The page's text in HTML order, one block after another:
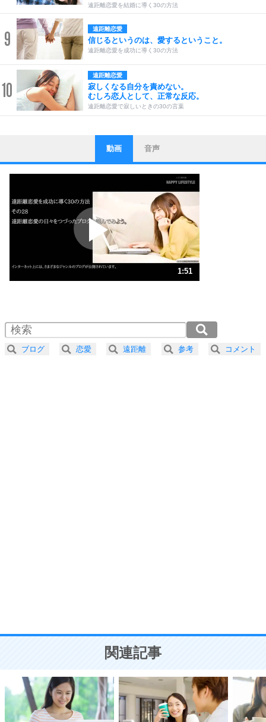
遠距離恋愛を結婚に導く30の方法
9 遠距離恋愛
信じるというのは、愛するということ。
遠距離恋愛を成功に導く30の方法
10
遠距離恋愛
寂しくなる自分を責めない。
むしろ恋人として、正常な反応。
遠距離恋愛で寂しいときの30の言葉
1
ストレス対策
他人と比べない。
いっそのこと、他人を見ない。
いらいらしない人になる30の方法
ポジティブになれない原因は、行動しないから。
ポジティブ思考になる30の方法
人生、なんとかなるもの。
気楽に生きる30の方法
4 器の大きい人は、怒りを優しさで表現する。
プラス思考
ことが大切。
動画 音声
1:51
2.0倍速 （219KB 55秒）
2.5倍速 （175KB 44秒）
3.0倍速 （146KB 37秒）
ブログ 恋愛 遠距離 参考 コメント
関連記事